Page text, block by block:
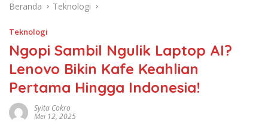
Beranda Teknologi
Teknologi
Ngopi Sambil Ngulik Laptop AI?
Lenovo Bikin Kafe Keahlian
Pertama Hingga Indonesia!
Syita Cokro
Mei 12, 2025